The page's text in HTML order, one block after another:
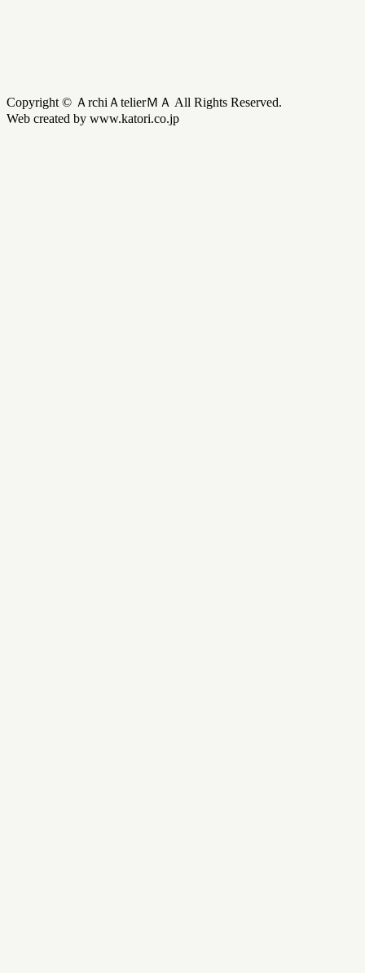
Copyright © ＡrchiＡtelierＭＡ All Rights Reserved.
Web created by www.katori.co.jp